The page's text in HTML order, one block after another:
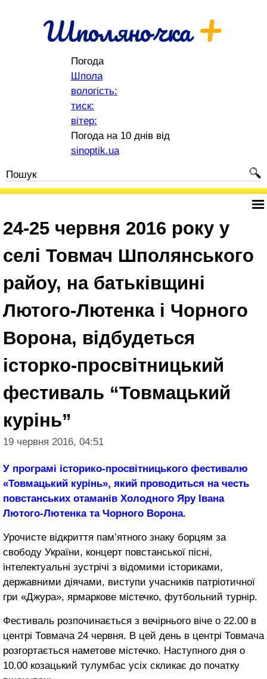
Шполяночка+
Погода
Шпола
вологість:
тиск:
вітер:
Погода на 10 днів від
sinoptik.ua
24-25 червня 2016 року у
селі Товмач Шполянського
райоу, на батьківщині
Лютого-Лютенка і Чорного
Ворона, відбудеться
історко-просвітницький
фестиваль “Товмацький
курінь”
19 червня 2016, 04:51
У програмі історико-просвітницького фестивалю
«Товмацький курінь», який проводиться на честь
повстанських отаманів Холодного Яру Івана
Лютого-Лютенка та Чорного Ворона.
Урочисте відкриття пам’ятного знаку борцям за
свободу України, концерт повстанської пісні,
інтелектуальні зустрічі з відомими істориками,
державними діячами, виступи учасників патріотичної
гри «Джура», ярмаркове містечко, футбольний турнір.
Фестиваль розпочинається з вечірнього віче о 22.00 в
центрі Товмача 24 червня. В цей день в центрі Товмача
розгортається наметове містечко. Наступного дня о
10.00 козацький тулумбас усіх скликає до початку